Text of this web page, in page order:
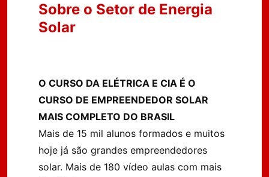
Sobre o Setor de Energia
Solar
O CURSO DA ELÉTRICA E CIA É O
CURSO DE EMPREENDEDOR SOLAR
MAIS COMPLETO DO BRASIL
Mais de 15 mil alunos formados e muitos
hoje já são grandes empreendedores
solar. Mais de 180 vídeo aulas com mais